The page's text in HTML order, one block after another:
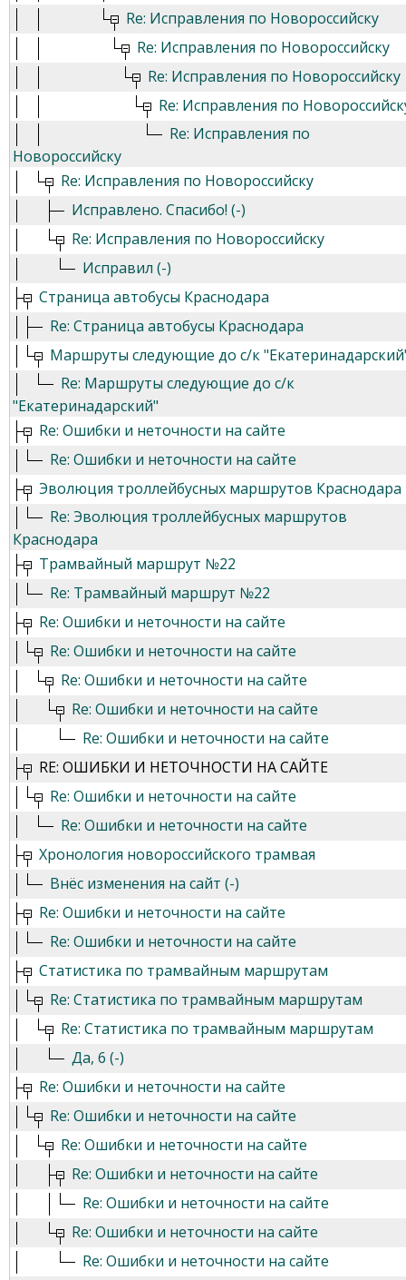
Re: Исправления по Новороссийску
Re: Исправления по Новороссийску
Re: Исправления по Новороссийску
Re: Исправления по
Re: Исправления по
Новороссийску
Re: Исправления по Новороссийску
Исправлено. Спасибо! (-)
Re: Исправления по Новороссийску
Исправил (-)
Страница автобусы Краснодара
Re: Страница автобусы Краснодара
Маршруты следующие до с/к
Re: Маршруты следующие до с/к
"Екатеринадарский"
Re: Ошибки и неточности на сайте
Re: Ошибки и неточности на сайте
Эволюция троллейбусных маршрутов Краснодара
Re: Эволюция троллейбусных маршрутов
Краснодара
Трамвайный маршрут №22
Re: Трамвайный маршрут №22
Re: Ошибки и неточности на сайте
Re: Ошибки и неточности на сайте
Re: Ошибки и неточности на сайте
Re: Ошибки и неточности на сайте
Re: Ошибки и неточности на сайте
RE: ОШИБКИ И НЕТОЧНОСТИ НА САЙТЕ
Re: Ошибки и неточности на сайте
Re: Ошибки и неточности на сайте
Хронология новороссийского трамвая
Внёс изменения на сайт (-)
Re: Ошибки и неточности на сайте
Re: Ошибки и неточности на сайте
Статистика по трамвайным маршрутам
Re: Статистика по трамвайным маршрутам
Re: Статистика по трамвайным маршрутам
Да, 6 (-)
Re: Ошибки и неточности на сайте
Re: Ошибки и неточности на сайте
Re: Ошибки и неточности на сайте
Re: Ошибки и неточности на сайте
Re: Ошибки и неточности на сайте
Re: Ошибки и неточности на сайте
Re: Ошибки и неточности на сайте